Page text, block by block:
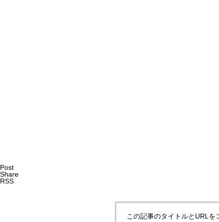
Post
Share
RSS
この記事のタイトルとURLを